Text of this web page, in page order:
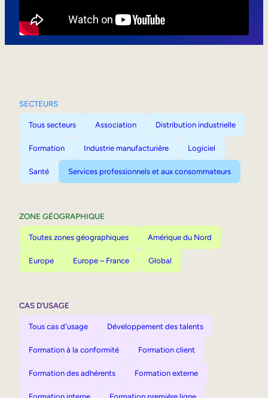
SECTEURS
Tous secteurs Association Distribution industrielle
Formation Industrie manufacturière Logiciel
Santé Services professionnels et aux consommateurs
ZONE GÉOGRAPHIQUE
Toutes zones géographiques Amérique du Nord
Europe Europe – France Global
CAS D’USAGE
Tous cas d'usage Développement des talents
Formation à la conformité Formation client
Formation des adhérents Formation externe